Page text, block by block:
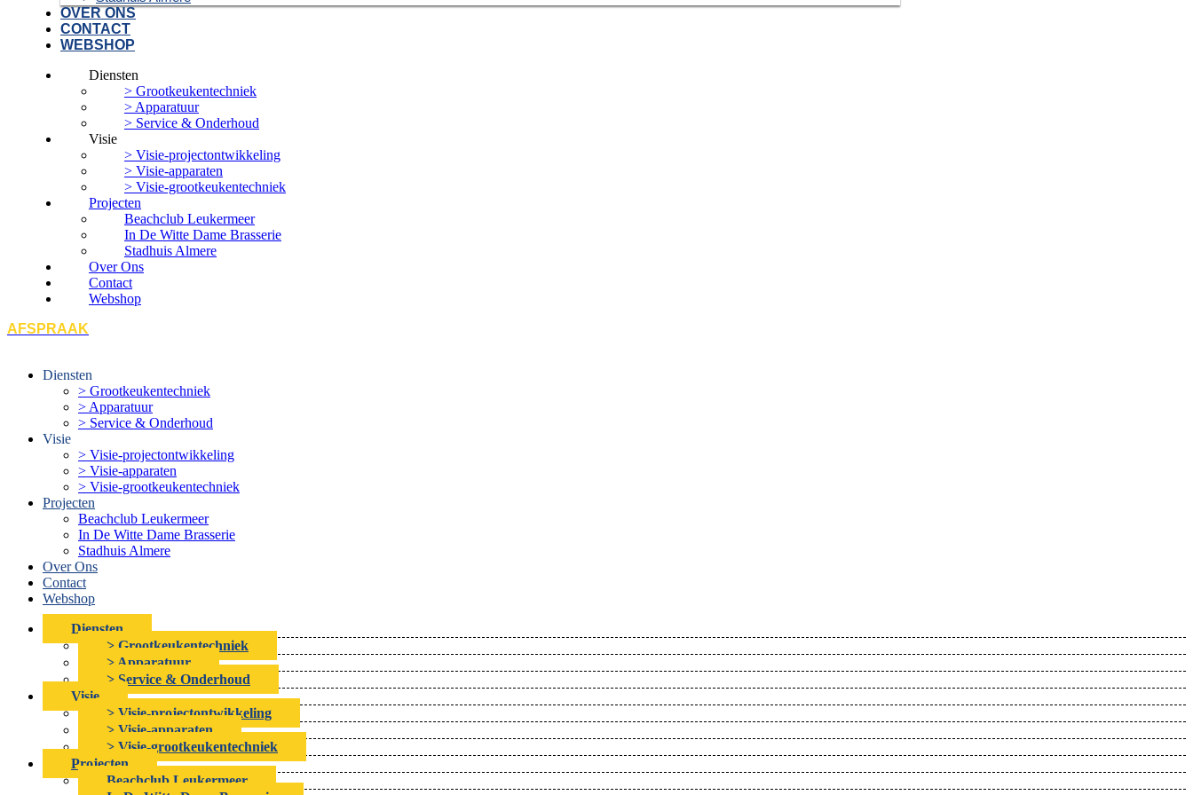
OVER ONS
CONTACT
WEBSHOP
Diensten
> Grootkeukentechniek
> Apparatuur
> Service & Onderhoud
Visie
> Visie-projectontwikkeling
> Visie-apparaten
> Visie-grootkeukentechniek
Projecten
Beachclub Leukermeer
In De Witte Dame Brasserie
Stadhuis Almere
Over Ons
Contact
Webshop
AFSPRAAK
Diensten
> Grootkeukentechniek
> Apparatuur
> Service & Onderhoud
Visie
> Visie-projectontwikkeling
> Visie-apparaten
> Visie-grootkeukentechniek
Projecten
Beachclub Leukermeer
In De Witte Dame Brasserie
Stadhuis Almere
Over Ons
Contact
Webshop
Diensten
> Grootkeukentechniek
> Apparatuur
> Service & Onderhoud
Visie
> Visie-projectontwikkeling
> Visie-apparaten
> Visie-grootkeukentechniek
Projecten
Beachclub Leukermeer